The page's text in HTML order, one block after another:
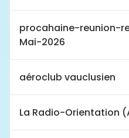
procahaine-reunion-
Mai-2026
aéroclub vauclusien
La Radio-Orientation